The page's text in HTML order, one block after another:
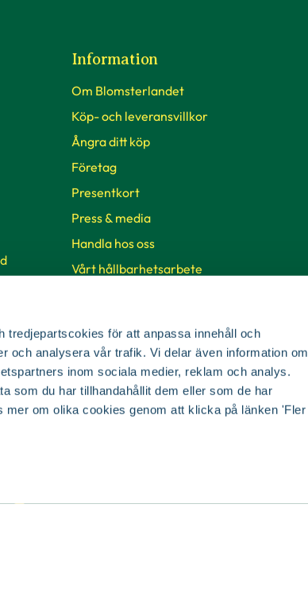
tredjepartscokies för att anpassa innehåll och
och analysera vår trafik. Vi delar även information om
inom sociala medier, reklam och analys.
som du har tillhandahållit dem eller som de har
om olika cookies genom att klicka på länken 'Fler
Information
Om Blomsterlandet
Köp- och leveransvillkor
Ångra ditt köp
Företag
Presentkort
Press & media
Handla hos oss
Vårt hållbarhetsarbete
SKUD
Cookie-inställningar